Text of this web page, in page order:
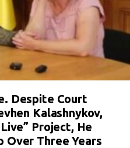
Despite Court
Kalashnykov,
Project, He
Over Three Years